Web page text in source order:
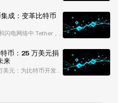
速增长的视频流媒体平
钱包 ——一款尖端的
在通过为内容创作者
界的支付方式，彻底
们将深入探讨Rumble
响，以及它如何重新
成：变革比特币
闪电网络中 Tether，
的发行方，正在通过将
，彻底改变加密货币
网络和 Taproot Asset
全性与闪电网络的速
有望重新定义稳定币的
，并扩展比特币作为
币：25 万美元捐
来
元：为比特币开发注
业的领军企业，以向
热议。OpenSats 是